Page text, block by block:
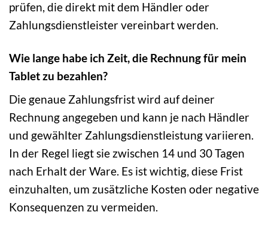
prüfen, die direkt mit dem Händler oder
Zahlungsdienstleister vereinbart werden.
Wie lange habe ich Zeit, die Rechnung für mein
Tablet zu bezahlen?
Die genaue Zahlungsfrist wird auf deiner
Rechnung angegeben und kann je nach Händler
und gewählter Zahlungsdienstleistung variieren.
In der Regel liegt sie zwischen 14 und 30 Tagen
nach Erhalt der Ware. Es ist wichtig, diese Frist
einzuhalten, um zusätzliche Kosten oder negative
Konsequenzen zu vermeiden.